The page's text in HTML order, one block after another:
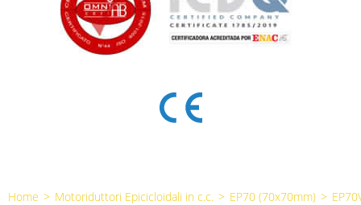
Home > Motoriduttori Epicicloidali in c.c. > EP70 (70x70mm) >